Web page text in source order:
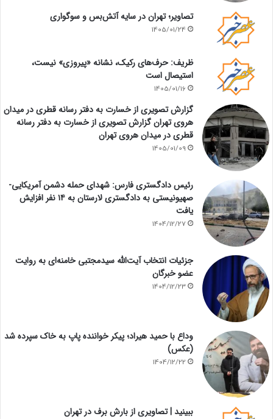
تصاویر؛ تهران در سایه آتش‌بس و سوگواری
1405/01/24
ظریف: حرف‌های رکیک، نشانه «پیروزی» نیست،
استیصال است
1405/01/16
گزارش تصویری از خسارت به دفتر رسانه قطری در میدان
هروی تهران گزارش تصویری از خسارت به دفتر رسانه
قطری در میدان هروی تهران
1405/01/09
رئیس دادگستری فارس: شهدای حمله دشمن آمریکایی-
صهیونیستی به دادگستری لارستان به ۱۴ نفر افزایش
یافت
1404/12/27
جزئیات انتخاب آیت‌الله سیدمجتبی خامنه‌ای به روایت
عضو خبرگان
1404/12/23
وداع با حمید هیراد؛ پیکر خواننده پاپ به خاک سپرده شد
(عکس)
1404/12/22
ببینید | تصاویری از بارش برف در تهران